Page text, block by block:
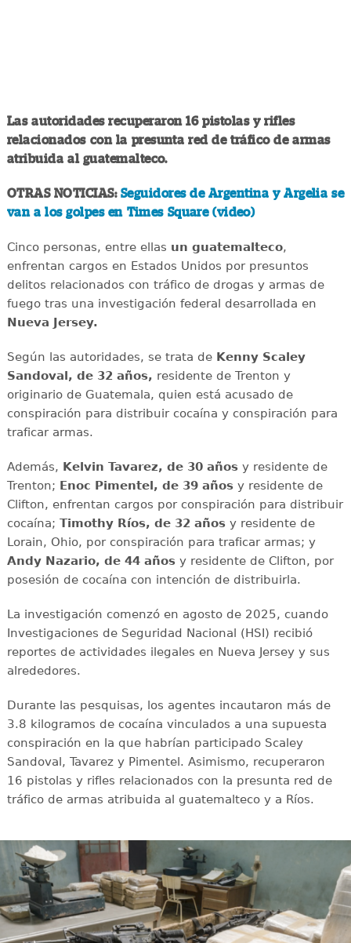
Las autoridades recuperaron 16 pistolas y rifles
relacionados con la presunta red de tráfico de armas
atribuida al guatemalteco.
OTRAS NOTICIAS: Seguidores de Argentina y Argelia se
van a los golpes en Times Square (video)
Cinco personas, entre ellas un guatemalteco,
enfrentan cargos en Estados Unidos por presuntos
delitos relacionados con tráfico de drogas y armas de
fuego tras una investigación federal desarrollada en
Nueva Jersey.
Según las autoridades, se trata de Kenny Scaley
Sandoval, de 32 años, residente de Trenton y
originario de Guatemala, quien está acusado de
conspiración para distribuir cocaína y conspiración para
traficar armas.
Además, Kelvin Tavarez, de 30 añosy residente de
Trenton; Enoc Pimentel, de 39 añosy residente de
Clifton, enfrentan cargos por conspiración para distribuir
cocaína; Timothy Ríos, de 32 añosy residente de
Lorain, Ohio, por conspiración para traficar armas; y
Andy Nazario, de 44 añosy residente de Clifton, por
posesión de cocaína con intención de distribuirla.
La investigación comenzó en agosto de 2025, cuando
Investigaciones de Seguridad Nacional (HSI) recibió
reportes de actividades ilegales en Nueva Jersey y sus
alrededores.
Durante las pesquisas, los agentes incautaron más de
3.8 kilogramos de cocaína vinculados a una supuesta
conspiración en la que habrían participado Scaley
Sandoval, Tavarez y Pimentel. Asimismo, recuperaron
16 pistolas y rifles relacionados con la presunta red de
tráfico de armas atribuida al guatemalteco y a Ríos.